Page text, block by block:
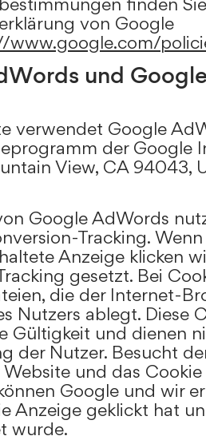
von Google
www.google.com/
und
verwendet Google
der Google
View, CA 94043,
Google AdWords
Tracking.
Anzeige klicken
gesetzt. Bei
die der Internet-
Nutzers ablegt. Diese
Gültigkeit und dienen
der Nutzer. Besucht
Website und das
Google und wir
Anzeige geklickt hat
wurde.